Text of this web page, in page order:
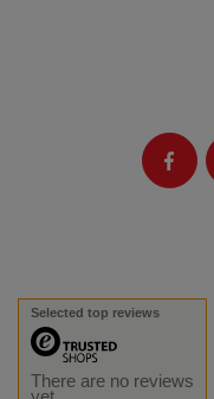
Selected top reviews
There are no reviews